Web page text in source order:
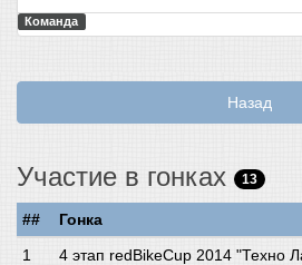
Команда
Назад
Участие в гонках 13
##
Гонка
4 этап redBikeCup 2014 "Техно